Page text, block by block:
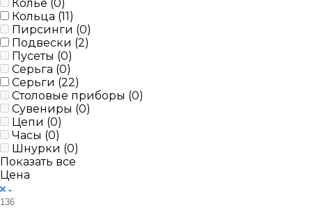
Колье (0)
Кольца (11)
Пирсинги (0)
Подвески (2)
Пусеты (0)
Серьга (0)
Серьги (22)
Столовые приборы (0)
Сувениры (0)
Цепи (0)
Часы (0)
Шнурки (0)
Показать все
Цена